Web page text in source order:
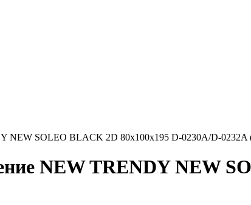
NEW SOLEO BLACK 2D 80x100x195 D-0230A/D-0232A
NEW TRENDY NEW